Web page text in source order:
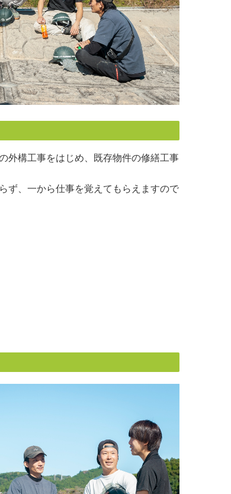
外構工事をはじめ、既存物件の修繕工事
ず、一から仕事を覚えてもらえますので